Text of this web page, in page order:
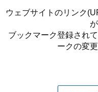
ウェブサイトのリンク
ブックマーク登録され
ークの変